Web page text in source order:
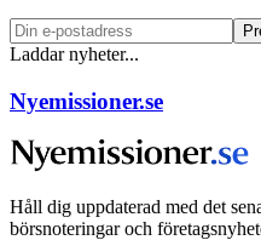
Laddar nyheter...
Nyemissioner.se
Håll dig uppdaterad med det
börsnoteringar och